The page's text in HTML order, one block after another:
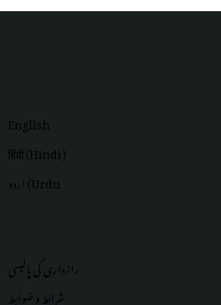
English
हिंदी (Hindi)
اردو (Urdu
رازداری کی پالیسی
شرائط و ضوابط